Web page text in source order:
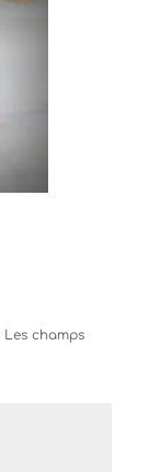
Les champs